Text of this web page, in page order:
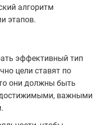
алгоритм
этапов.
эффективный тип
цели ставят по
они должны быть
важными